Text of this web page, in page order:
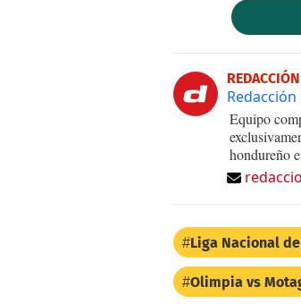
Redacción
Equipo
hondureño
Liga Nacional
Olimpia vs